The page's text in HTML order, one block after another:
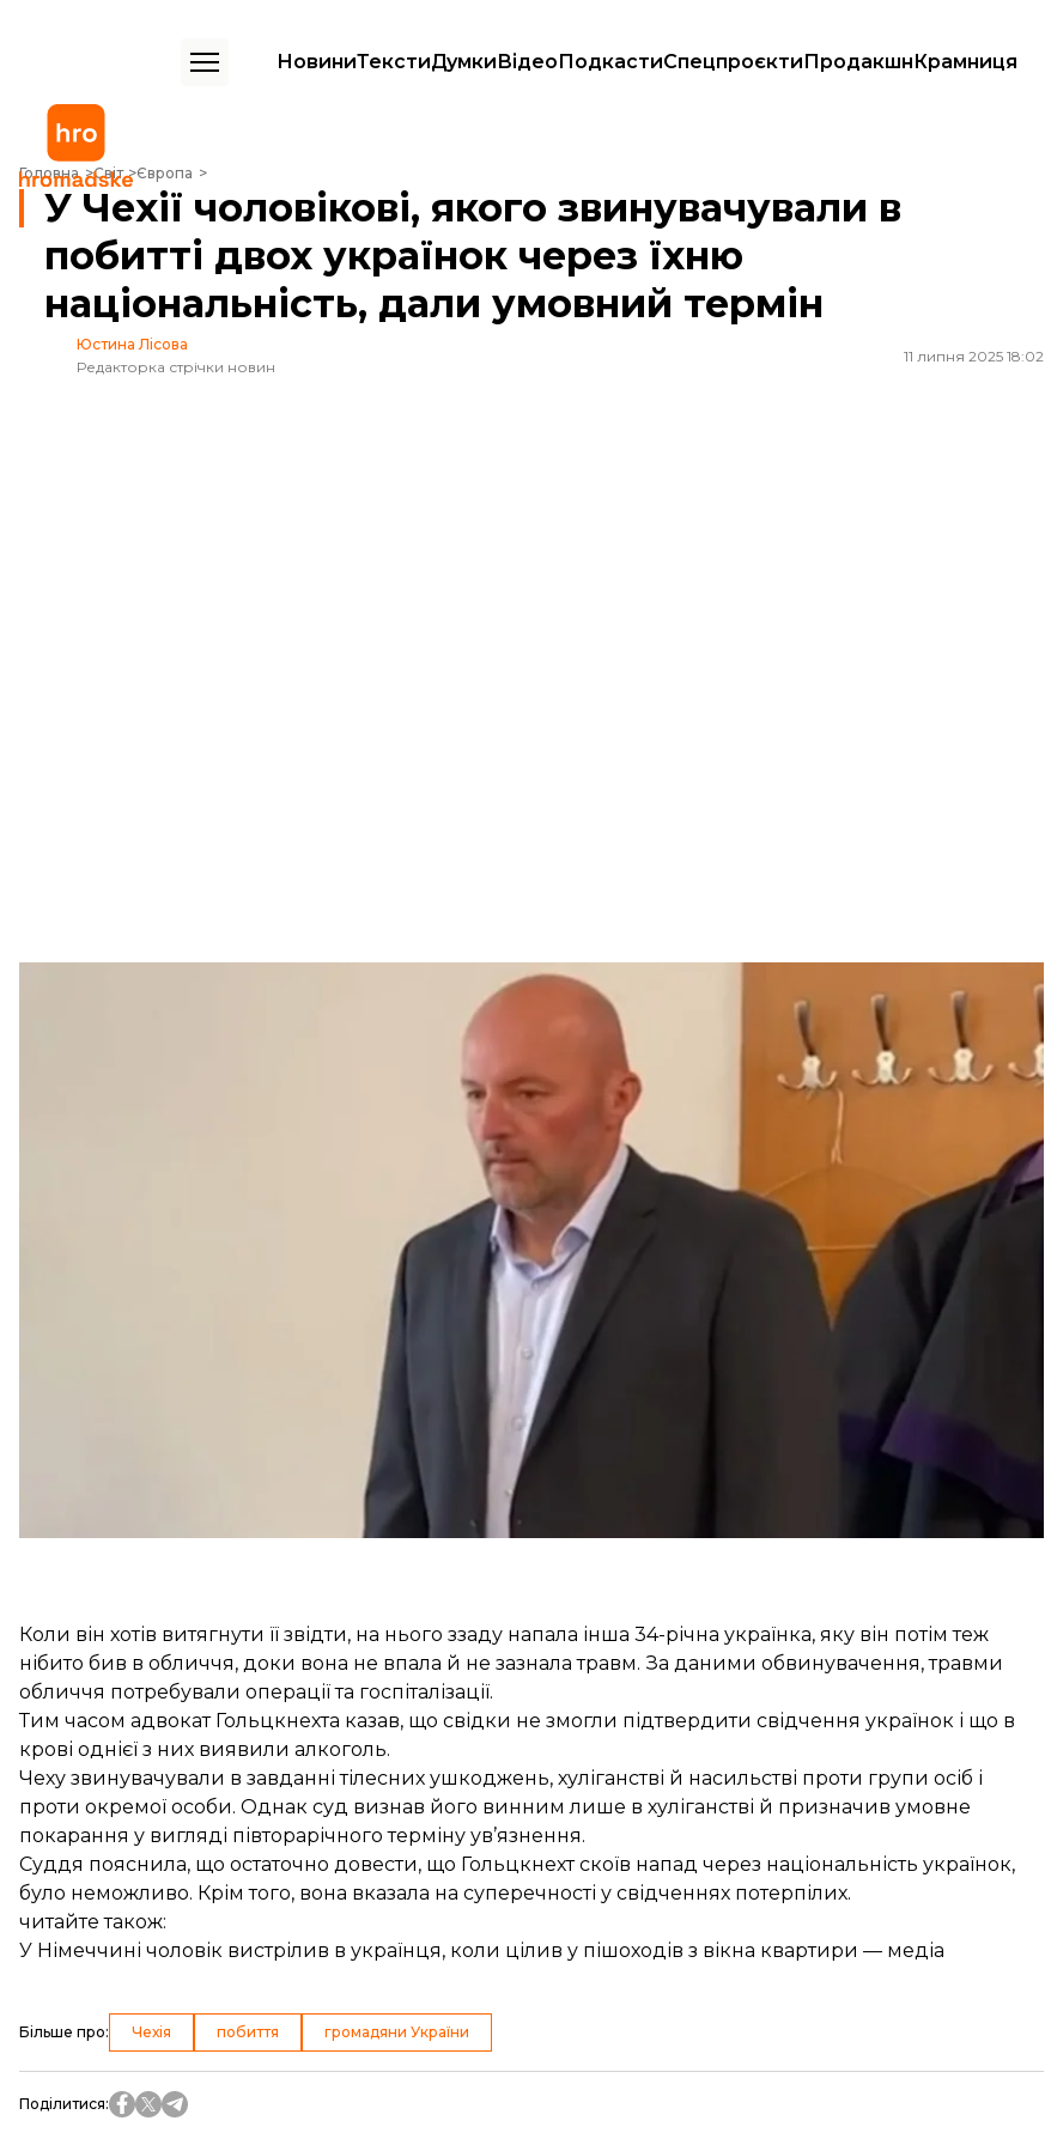
НовиниТекстиДумкиВідеоПодкастиСпецпроєктиПродакшнКрамниця
Головна Світ Європа
У Чехії чоловікові, якого звинувачували в побитті двох українок через їхню національність, дали умовний термін
У Чехії чоловікові, якого звинувачували в
побитті двох українок через їхню
національність, дали умовний термін
Юстина Лісова
Редакторка стрічки новин
11 липня 2025 18:02
Зденек Гольцкнехт
Скриншот із відео Idnez
50-річному чехові Зденеку Гольцкнехту присудили умовне покарання у справі про побиття двох
České noviny.
Випадок стався 13 серпня 2023 року. Тоді Гольцкнехт, який є власником ярмаркових атракціонів,
їхав на автівці, щоб зібрати атракціони. Однак біля роликової траси сиділи дві українки з дітьми, які
Згідно з обвинувальним актом, який базувався на свідченнях жінок, коли чех дізнався, що жінки з
України, він почав із ними лаятися. Після цього Гольцкнехт буцімто підійшов до однієї із жінок і
вдарив її в обличчя. А та сіла в його машину й хотіла забрати ключі.
Коли він хотів витягнути її звідти, на нього ззаду напала інша 34-річна українка, яку він потім теж
нібито бив в обличчя, доки вона не впала й не зазнала травм. За даними обвинувачення, травми
обличчя потребували операції та госпіталізації.
Тим часом адвокат Гольцкнехта казав, що свідки не змогли підтвердити свідчення українок і що в
крові однієї з них виявили алкоголь.
Чеху звинувачували в завданні тілесних ушкоджень, хуліганстві й насильстві проти групи осіб і
проти окремої особи. Однак суд визнав його винним лише в хуліганстві й призначив умовне
покарання у вигляді півторарічного терміну ув’язнення.
Суддя пояснила, що остаточно довести, що Гольцкнехт скоїв напад через національність українок,
було неможливо. Крім того, вона вказала на суперечності у свідченнях потерпілих.
читайте також:
У Німеччині чоловік вистрілив в українця, коли цілив у пішоходів з вікна квартири — медіа
Більше про: Чехія побиття громадяни України
Поділитися: